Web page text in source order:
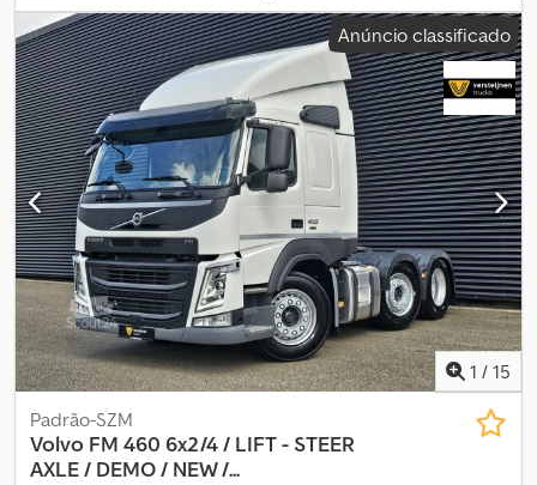
kg, configuração de eixo:4x4, Ano de fabrico:2021, horas de
funcionamento:6 000 h, Equipamento:ar condicionado, cabina,
tração integral, Escavadora de rodas Volvo EW240E Ano 2021
6000 horas de trabalho Dados técnicos Peso: 26500 kg Motor de
6 cilindros, 200 cv. Tração 4x4 Lubrificação central Cabine com ar
condicionado Rádio Caixa de velocidades hidrostática Dcedezrfx
Hjpfx Ahyek O estado técnico e visual é excelente.
Anúncio classificado
1 / 15
Padrão-SZM
Volvo FM 460 6x2/4 / LIFT - STEER
AXLE / DEMO / NEW /...